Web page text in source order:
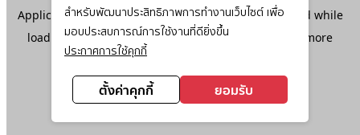
สำหรับพัฒนาประสิทธิภาพการทำงานเว็บไซต์ เพื่อ
มอบประสบการณ์การใช้งานที่ดียิ่งขึ้น
ประกาศการใช้คุกกี้
ตั้งค่าคุกกี้ ยอมรับ
Application error: aclient-side exception has occurred while
loadingwww.ktc.co.th(see the browser console
for more
information).